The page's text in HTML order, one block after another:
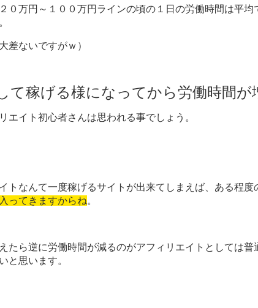
０万円～１００万円ラインの頃の１日の労働時間は平均
差ないですがｗ）
て稼げる様になってから労働時間が
エイト初心者さんは思われる事でしょう。
トなんて一度稼げるサイトが出来てしまえば、ある程度
ってきますからね。
えたら逆に労働時間が減るのがアフィリエイトとしては
と思います。